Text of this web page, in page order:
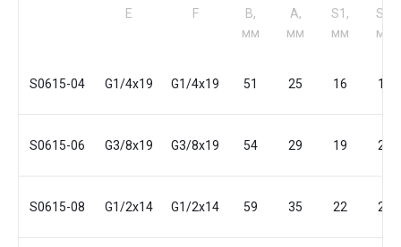
Е F
B,
мм
A,
мм
S1,
мм
S2,
мм
S0615-04 G1/4x19 G1/4x19 51 25 16 19
S0615-06 G3/8x19 G3/8x19 54 29 19 22
S0615-08 G1/2x14 G1/2x14 59 35 22 22